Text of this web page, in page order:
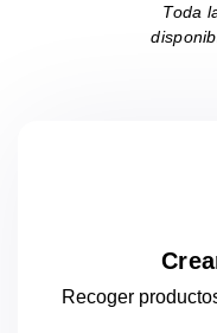
Toda
Recoger